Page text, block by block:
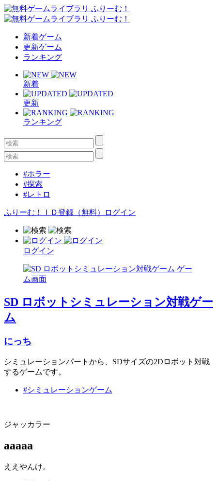
新着ゲーム
更新ゲーム
ランキング
新着
更新
ランキング
#ホラー
#探索
#レトロ
ふりーむ！ＩＤ登録（無料） ログイン
ログイン
SD ロボットシミュレーション対戦ゲー
ム
にっち
シミュレーションパートから、SDサイズの2Dロボット対戦
するゲームです。
#シミュレーションゲーム
ジャッカラー
aaaaa
ええやんけ。